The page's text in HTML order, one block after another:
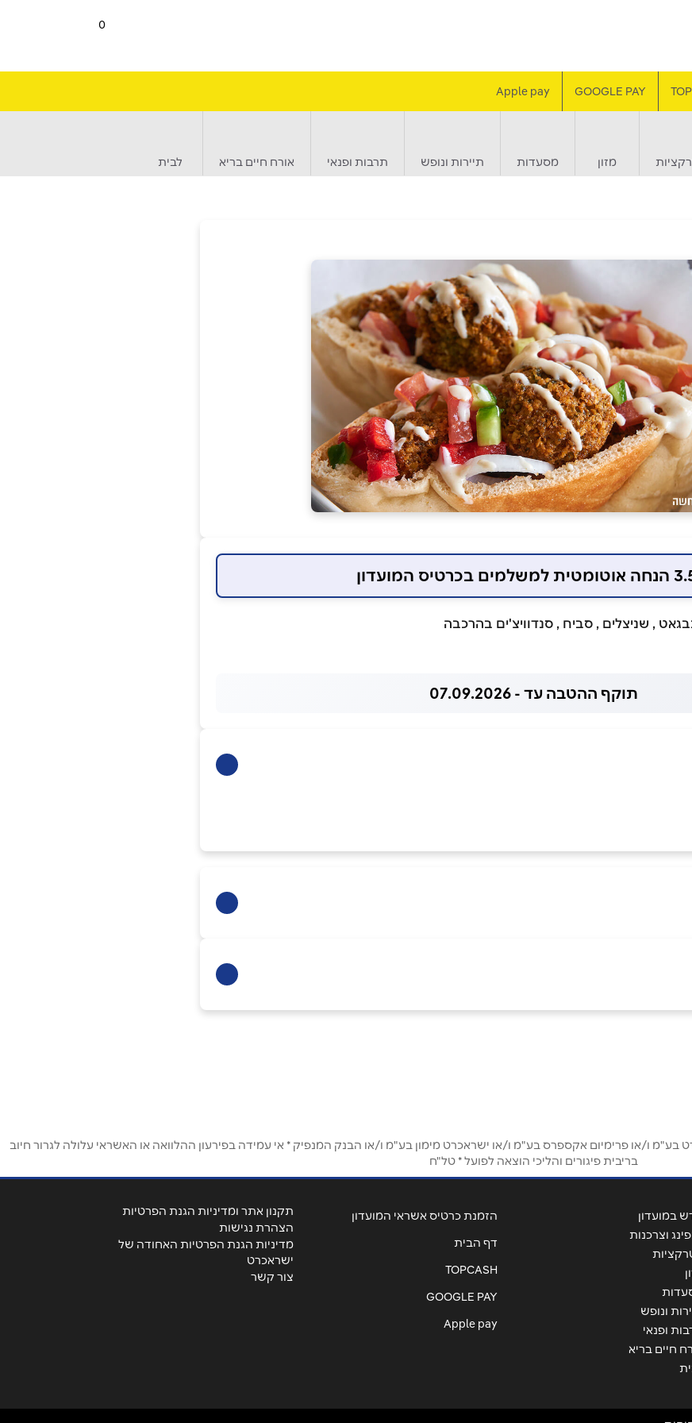
0
GOOGLE PAY
Apple pay
מזון מסעדות תיירות ונופש תרבות ופנאי אורח חיים בריא לבית
בכרטיס המועדון
, שניצלים , סביח , סנדוויצ'ים בהרכבה
תוקף ההטבה עד - 07.09.2026
ו/או פרימיום אקספרס בע"מ ו/או ישראכרט מימון בע"מ ו/או הבנק המנפיק * אי עמידה בפירעון ההלוואה או האשראי עלולה לגרור חיוב
בריבית פיגורים והליכי הוצאה לפועל * טל"ח
במועדון
וצרכנות
ונופש
ופנאי
חיים בריא
הזמנת כרטיס אשראי המועדון
דף הבית
TOPCASH
GOOGLE PAY
Apple pay
תקנון אתר ומדיניות הגנת הפרטיות
הצהרת נגישות
מדיניות הגנת הפרטיות האחודה של
ישראכרט
צור קשר